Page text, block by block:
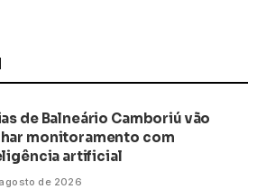
de Balneário Camboriú vão
monitoramento com
artificial
de 2026